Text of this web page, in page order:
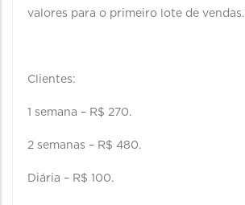
valores para o primeiro lote de vendas.
Clientes:
1 semana – R$ 270.
2 semanas – R$ 480.
Diária – R$ 100.